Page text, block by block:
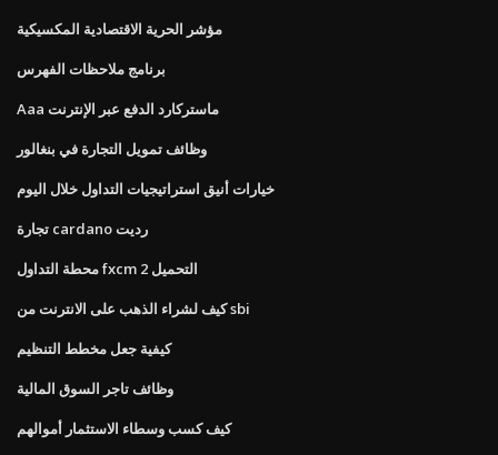
مؤشر الحرية الاقتصادية المكسيكية
برنامج ملاحظات الفهرس
Aaa ماستركارد الدفع عبر الإنترنت
وظائف تمويل التجارة في بنغالور
خيارات أنيق استراتيجيات التداول خلال اليوم
تجارة cardano رديت
محطة التداول fxcm 2 التحميل
كيف لشراء الذهب على الانترنت من sbi
كيفية جعل مخطط التنظيم
وظائف تاجر السوق المالية
كيف كسب وسطاء الاستثمار أموالهم